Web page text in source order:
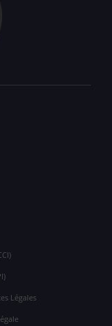
Légales